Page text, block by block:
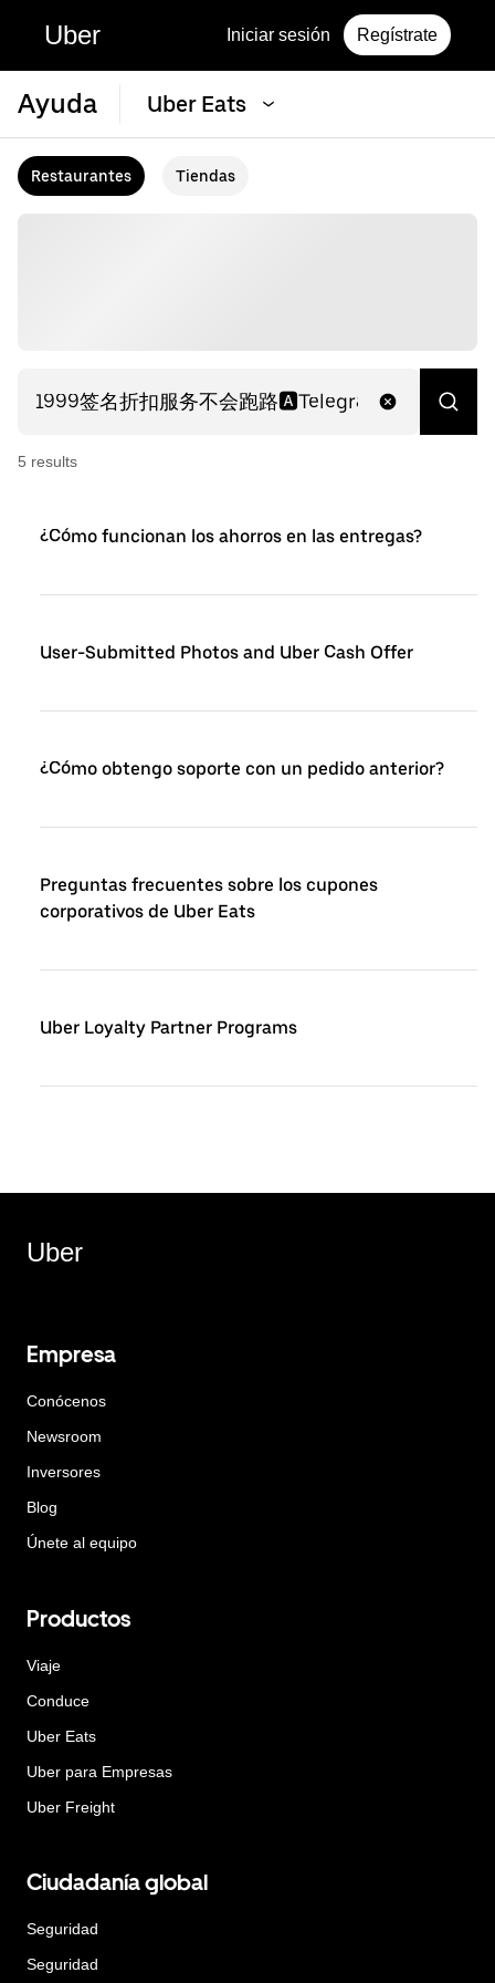
Uber Iniciar sesión Regístrate
Ayuda Uber Eats
Restaurantes Tiendas
5 results
¿Cómo funcionan los ahorros en las entregas?
User-Submitted Photos and Uber Cash Offer
¿Cómo obtengo soporte con un pedido anterior?
Preguntas frecuentes sobre los cupones
corporativos de Uber Eats
Uber Loyalty Partner Programs
Uber
Empresa
Conócenos
Newsroom
Inversores
Blog
Únete al equipo
Productos
Viaje
Conduce
Uber Eats
Uber para Empresas
Uber Freight
Ciudadanía global
Seguridad
Seguridad